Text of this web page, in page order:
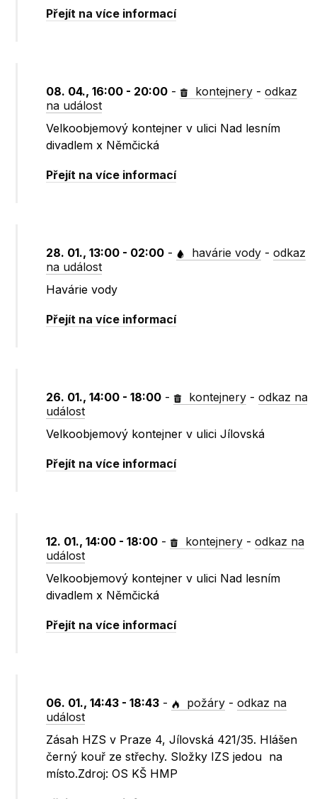
Přejít na více informací
08. 04., 16:00 - 20:00 - kontejnery -odkaz
na událost
Velkoobjemový kontejner v ulici Nad lesním
divadlem x Němčická
Přejít na více informací
28. 01., 13:00 - 02:00 - havárie vody -odkaz
na událost
Havárie vody
Přejít na více informací
26. 01., 14:00 - 18:00 - kontejnery -odkaz na
událost
Velkoobjemový kontejner v ulici Jílovská
Přejít na více informací
12. 01., 14:00 - 18:00 - kontejnery -odkaz na
událost
Velkoobjemový kontejner v ulici Nad lesním
divadlem x Němčická
Přejít na více informací
06. 01., 14:43 - 18:43 - požáry -odkaz na
událost
Zásah HZS v Praze 4, Jílovská 421/35. Hlášen
černý kouř ze střechy. Složky IZS jedou na
místo.Zdroj: OS KŠ HMP​